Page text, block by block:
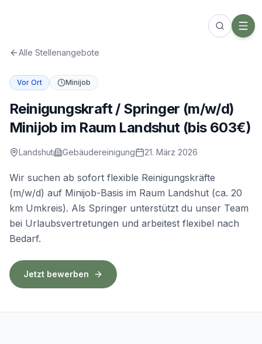
Alle Stellenangebote
Vor Ort Minijob
Reinigungskraft / Springer (m/w/d)
Minijob im Raum Landshut (bis 603€)
Landshut Gebäudereinigung 21. März 2026
Wir suchen ab sofort flexible Reinigungskräfte
(m/w/d) auf Minijob-Basis im Raum Landshut (ca. 20
km Umkreis). Als Springer unterstützt du unser Team
bei Urlaubsvertretungen und arbeitest flexibel nach
Bedarf.
Jetzt bewerben